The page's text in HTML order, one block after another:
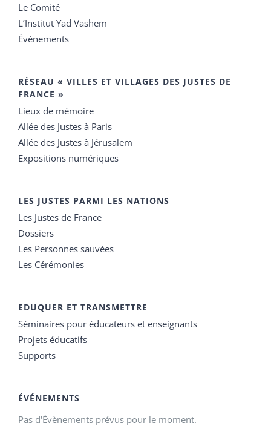
Le Comité
L’Institut Yad Vashem
Événements
RÉSEAU « VILLES ET VILLAGES DES JUSTES DE
FRANCE »
Lieux de mémoire
Allée des Justes à Paris
Allée des Justes à Jérusalem
Expositions numériques
LES JUSTES PARMI LES NATIONS
Les Justes de France
Dossiers
Les Personnes sauvées
Les Cérémonies
EDUQUER ET TRANSMETTRE
Séminaires pour éducateurs et enseignants
Projets éducatifs
Supports
ÉVÉNEMENTS
Pas d'Évènements prévus pour le moment.